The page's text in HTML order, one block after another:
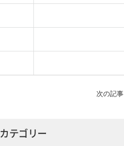
次の記
カテゴリー